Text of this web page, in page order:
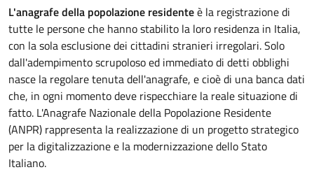
L'anagrafe della popolazione residenteè la registrazione di
tutte le persone che hanno stabilito la loro residenza in Italia,
con la sola esclusione dei cittadini stranieri irregolari. Solo
dall'adempimento scrupoloso ed immediato di detti obblighi
nasce la regolare tenuta dell'anagrafe, e cioè di una banca dati
che, in ogni momento deve rispecchiare la reale situazione di
fatto. L'Anagrafe Nazionale della Popolazione Residente
(ANPR) rappresenta la realizzazione di un progetto strategico
per la digitalizzazione e la modernizzazione dello Stato
Italiano.